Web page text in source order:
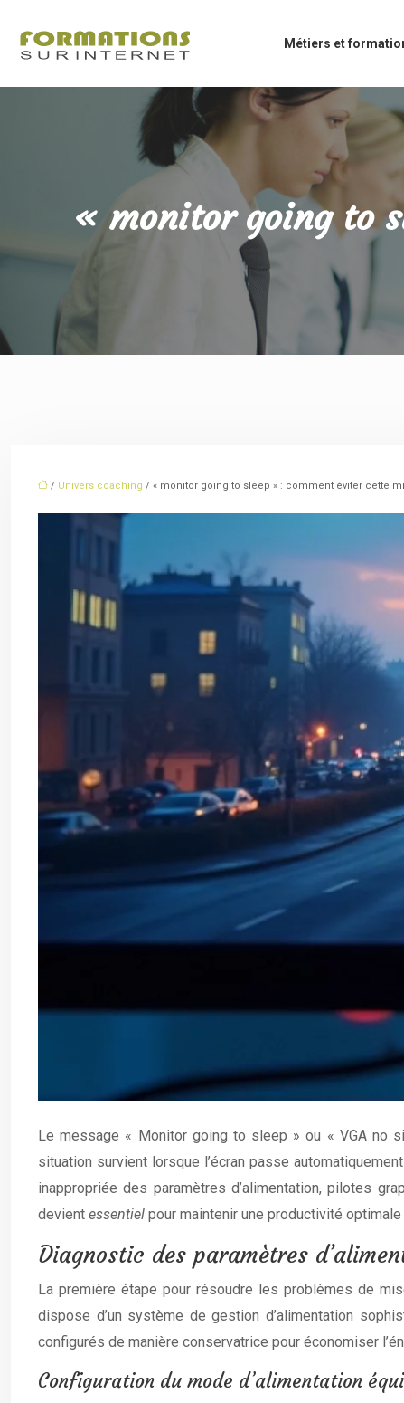
Métiers et
« monitor going to
/ Univers coaching / « monitor going to sleep » : comment éviter cette
Le message « Monitor going to sleep » ou « VGA no
situation survient lorsque l’écran passe
inappropriée des paramètres d’alimentation, pilotes
devient essentiel pour maintenir une productivité
Diagnostic des paramètres
La première étape pour résoudre les problèmes de
dispose d’un système de gestion d’alimentation
configurés de manière conservatrice pour économiser
Configuration du mode d’alimentation